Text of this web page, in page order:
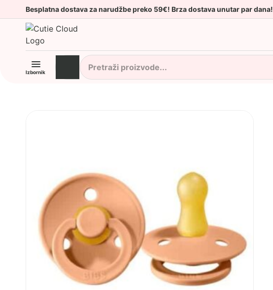
Besplatna dostava za narudžbe preko 59€! Brza dostava unutar par dana!
Izbornik